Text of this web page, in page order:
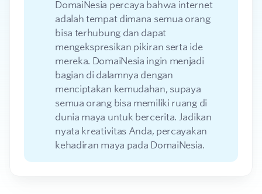
DomaiNesia percaya bahwa internet
adalah tempat dimana semua orang
bisa terhubung dan dapat
mengekspresikan pikiran serta ide
mereka. DomaiNesia ingin menjadi
bagian di dalamnya dengan
menciptakan kemudahan, supaya
semua orang bisa memiliki ruang di
dunia maya untuk bercerita. Jadikan
nyata kreativitas Anda, percayakan
kehadiran maya pada DomaiNesia.